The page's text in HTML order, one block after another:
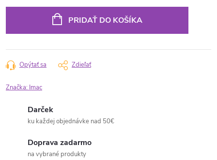
PRIDAŤ DO KOŠÍKA
Opýtať sa Zdieľať
Značka: Imac
Darček
ku každej objednávke nad 50€
Doprava zadarmo
na vybrané produkty